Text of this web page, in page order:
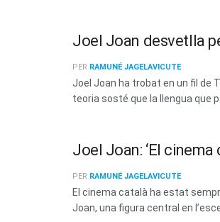
Joel Joan desvetlla
PER RAMUNÉ JAGELAVICUTE
Joel Joan ha trobat en un fil de
teoria sosté que la llengua que
Joel Joan: ‘El
PER RAMUNÉ JAGELAVICUTE
El cinema català ha estat
Joan, una figura central en